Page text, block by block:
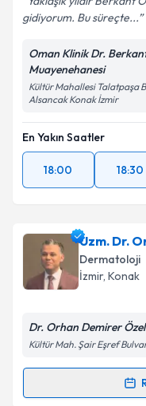
gidiyorum. Bu süreçte...
Oman Klinik Dr.
Muayenehanesi
Kültür Mahallesi Talatpaşa
Alsancak Konak İzmir
En Yakın Saatler
18:00 18:30
Uzm. Dr.
Dermatoloji
İzmir, Konak
Dr. Orhan Demirer
Kültür Mah. Şair Eşref
Randevu